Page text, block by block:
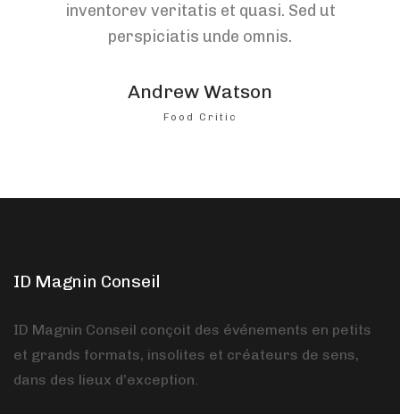
inventorev veritatis et quasi. Sed ut
perspiciatis unde omnis.
Andrew Watson
Food Critic
ID Magnin Conseil
ID Magnin Conseil conçoit des événements en petits
et grands formats, insolites et créateurs de sens,
dans des lieux d’exception.